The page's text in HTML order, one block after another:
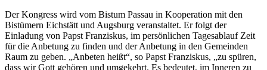
Der Kongress wird vom Bistum Passau in Kooperation mit den
Bistümern Eichstätt und Augsburg veranstaltet. Er folgt der
Einladung von Papst Franziskus, im persönlichen Tagesablauf Zeit
für die Anbetung zu finden und der Anbetung in den Gemeinden
Raum zu geben. „Anbeten heißt“, so Papst Franziskus, „zu spüren,
dass wir Gott gehören und umgekehrt. Es bedeutet, im Inneren zu